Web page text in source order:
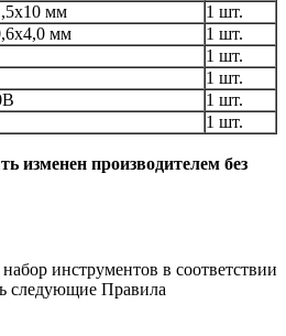
мм
1 шт.
мм
1 шт.
1 шт.
1 шт.
1 шт.
1 шт.
изменен производителем без
инструментов в соответствии
следующие Правила